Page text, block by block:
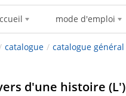
mode d'emploi
catalogue / catalogue général
d'une histoire (L')